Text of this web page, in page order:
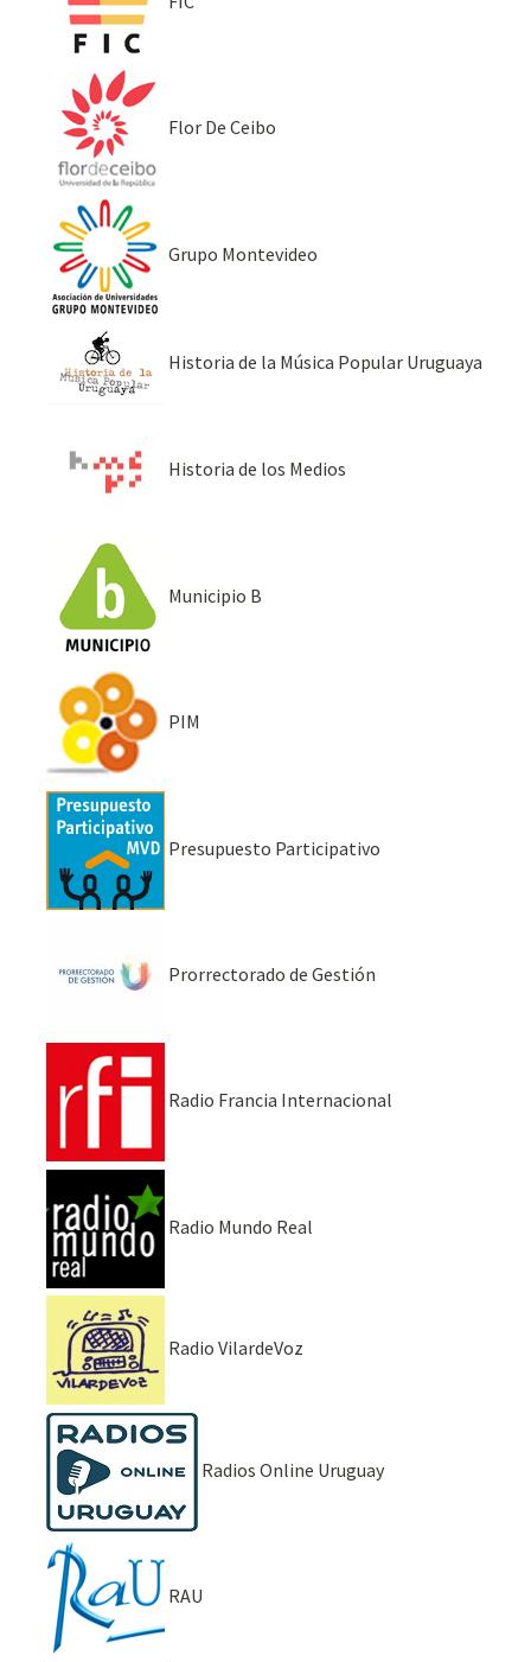
Flor De Ceibo
Grupo Montevideo
Historia de la Música Popular Uruguaya
Historia de los Medios
Municipio B
PIM
Presupuesto Participativo
Prorrectorado de Gestión
Radio Francia Internacional
Radio Mundo Real
Radio VilardeVoz
Radios Online Uruguay
RAU